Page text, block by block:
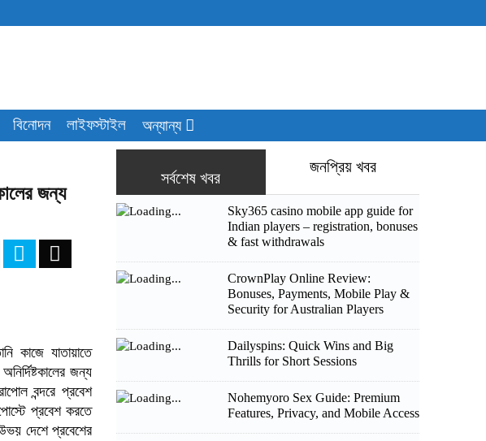
বিনোদন লাইফস্টাইল অন্যান্য
জন্য
কাজে যাতায়াতে
জন্য
বন্দরে প্রবেশ
প্রবেশ করতে
দেশে প্রবেশের
সর্বশেষ খবর
জনপ্রিয় খবর
Sky365 casino mobile app guide for
Indian players – registration, bonuses
& fast withdrawals
CrownPlay Online Review:
Bonuses, Payments, Mobile Play &
Security for Australian Players
Dailyspins: Quick Wins and Big
Thrills for Short Sessions
Nohemyoro Sex Guide: Premium
Features, Privacy, and Mobile Access